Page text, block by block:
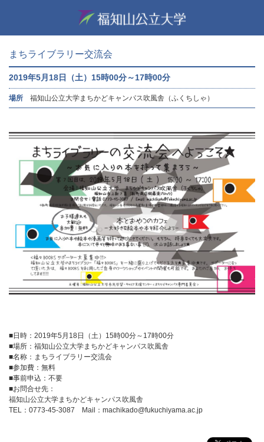
まちライブラリー交流会
2019年5月18日（土）15時00分～17時00分
場所 福知山公立大学まちかどキャンパス吹風舎（ふくちしゃ）
■日時：2019年5月18日（土）15時00分～17時00分
■場所：福知山公立大学まちかどキャンパス吹風舎
■名称：まちライブラリー交流会
■参加費：無料
■事前申込：不要
■お問合せ先：
福知山公立大学まちかどキャンパス吹風舎
TEL：0773-45-3087 Mail：machikado@fukuchiyama.ac.jp